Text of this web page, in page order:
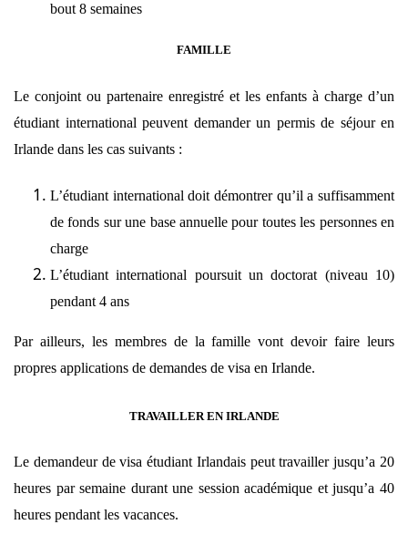
bout 8 semaines
FAMILLE
Le conjoint ou partenaire enregistré et les enfants à charge d’un
étudiant international peuvent demander un permis de séjour en
Irlande dans les cas suivants :
L’étudiant international doit démontrer qu’il a suffisamment
de fonds sur une base annuelle pour toutes les personnes en
charge
L’étudiant international poursuit un doctorat (niveau 10)
pendant 4 ans
Par ailleurs, les membres de la famille vont devoir faire leurs
propres applications de demandes de visa en Irlande.
TRAVAILLER EN IRLANDE
Le demandeur de visa étudiant Irlandais peut travailler jusqu’a 20
heures par semaine durant une session académique et jusqu’a 40
heures pendant les vacances.